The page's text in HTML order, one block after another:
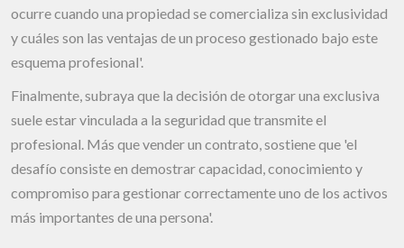
ocurre cuando una propiedad se comercializa sin exclusividad
y cuáles son las ventajas de un proceso gestionado bajo este
esquema profesional'.
Finalmente, subraya que la decisión de otorgar una exclusiva
suele estar vinculada a la seguridad que transmite el
profesional. Más que vender un contrato, sostiene que 'el
desafío consiste en demostrar capacidad, conocimiento y
compromiso para gestionar correctamente uno de los activos
más importantes de una persona'.